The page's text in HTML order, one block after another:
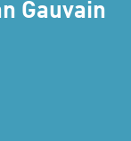
Gauvain